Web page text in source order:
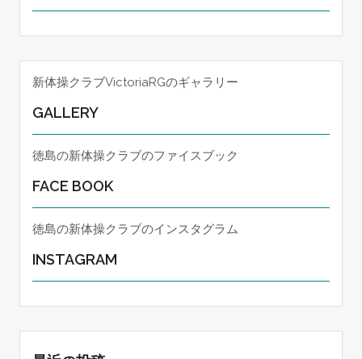
新体操クラブVictoriaRGのギャラリー
GALLERY
徳島の新体操クラブのファイスブック
FACE BOOK
徳島の新体操クラブのインスタグラム
INSTAGRAM